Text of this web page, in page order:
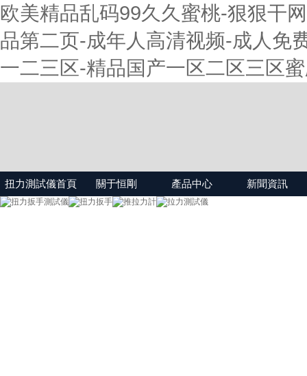
欧美精品乱码99久久蜜桃-狠狠干
品第二页-成年人高清视频-成人免
一二三区-精品国产一区二区三区
扭力測試儀首頁 關于恒剛 產品中心 新聞資訊